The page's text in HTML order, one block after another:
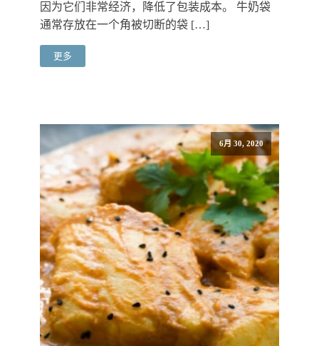
因为它们非常经济，降低了包装成本。 牛奶袋
通常存放在一个角被切断的袋 […]
更多
6月 30, 2020